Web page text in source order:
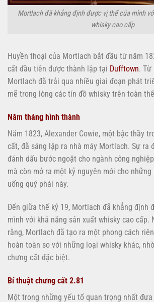
Mortlach đã khẳng định được vị thế của mình
whisky cao cấp
Huyền thoại của Mortlach bắt đầu từ năm
cất đầu tiên được thành lập tại Dufftown. Từ
Mortlach đã trải qua nhiều giai đoạn phát
mẽ trong lòng các tín đồ whisky trên toàn
Năm tháng hình thành
Năm 1823, Alexander Cowie, một bậc thầy
cất, đã sáng lập ra nhà máy Mortlach. Sự ra
đánh dấu bước ngoặt cho ngành công
mà còn mở ra một kỷ nguyên mới cho
uống quý phái này.
Đến giữa thế kỷ 19, Mortlach đã khẳng định
mình với khả năng sản xuất whisky cao cấp.
rằng, Mortlach đã tạo ra một phong cách
hoàn toàn so với những loại whisky khác,
chưng cất đặc biệt.
Bí thuật chưng cất 2.81
Một trong những yếu tố quan trọng nhất